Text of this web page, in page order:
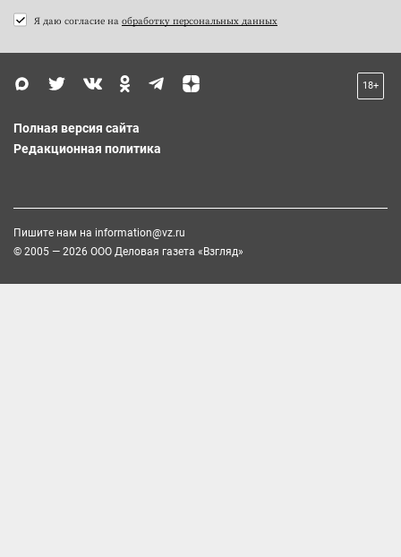
Я даю согласие на обработку персональных данных
18+
Полная версия сайта
Редакционная политика
Пишите нам на information@vz.ru
© 2005 — 2026 ООО Деловая газета «Взгляд»